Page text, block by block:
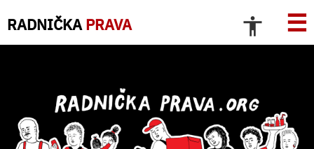
RADNIČKA PRAVA ☰